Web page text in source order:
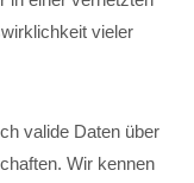
vieler
valide Daten über
Wir kennen